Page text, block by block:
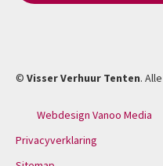
© Visser Verhuur Tenten.
Webdesign Vanoo Media
Privacyverklaring